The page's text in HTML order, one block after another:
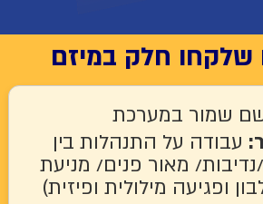
חלק במיזם
במערכת
על התנהלות בין
מאור פנים/ מניעת
מילולית ופיזית)